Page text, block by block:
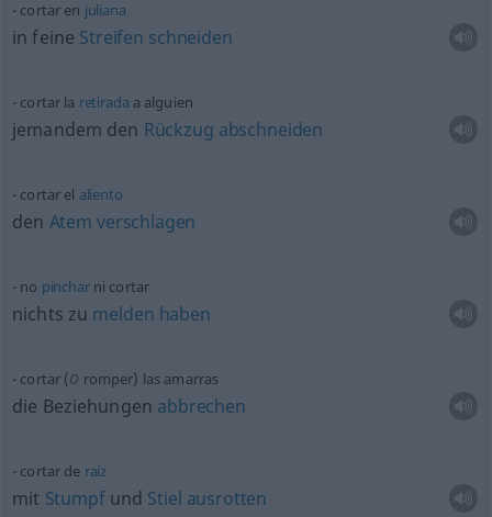
cortar en juliana
in feine Streifen schneiden
cortar la retirada a alguien
jemandem den Rückzug abschneiden
cortar el aliento
den Atem verschlagen
no pincharni cortar
nichts zu melden haben
cortar (o romper) las amarras
die Beziehungen abbrechen
cortar de raíz
mit Stumpfund Stiel ausrotten